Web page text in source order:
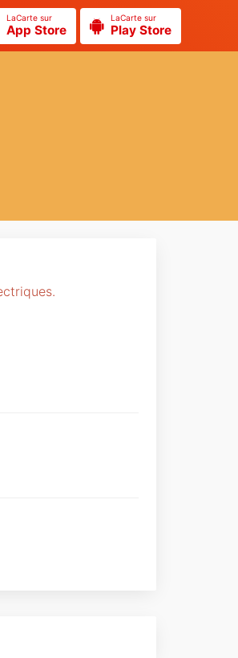
LaCarte sur
App Store
LaCarte sur
Play Store